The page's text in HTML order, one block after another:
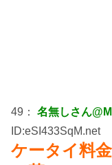
49： 名無しさん
ID:eSI433SqM.net
ケータイ料